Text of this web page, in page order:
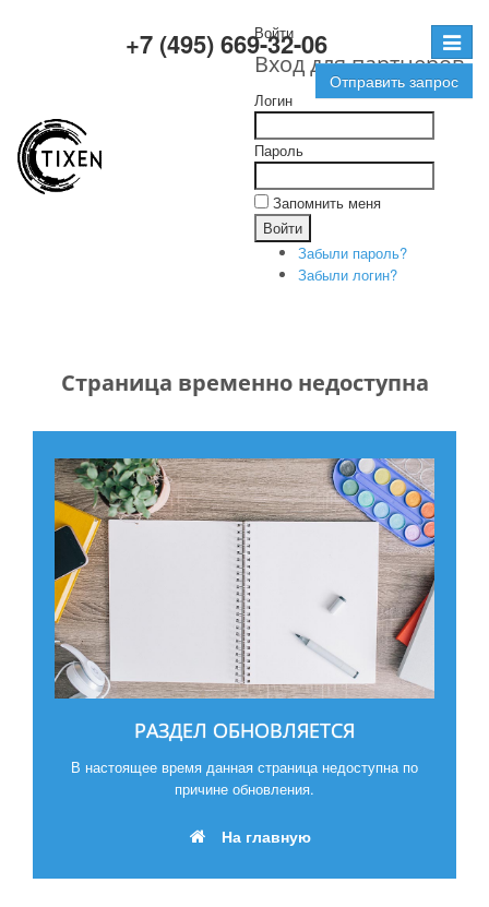
+7 (495) 669-32-06
Toggle
Отправить запрос
Войти
Вход для партнеров
Логин
Пароль
Запомнить меня
Забыли пароль?
Забыли логин?
Страница временно недоступна
РАЗДЕЛ ОБНОВЛЯЕТСЯ
В настоящее время данная страница недоступна по
причине обновления.
На главную